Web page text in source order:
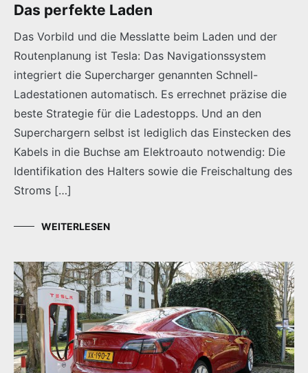
Das perfekte Laden
Das Vorbild und die Messlatte beim Laden und der
Routenplanung ist Tesla: Das Navigationssystem
integriert die Supercharger genannten Schnell-
Ladestationen automatisch. Es errechnet präzise die
beste Strategie für die Ladestopps. Und an den
Superchargern selbst ist lediglich das Einstecken des
Kabels in die Buchse am Elektroauto notwendig: Die
Identifikation des Halters sowie die Freischaltung des
Stroms […]
WEITERLESEN